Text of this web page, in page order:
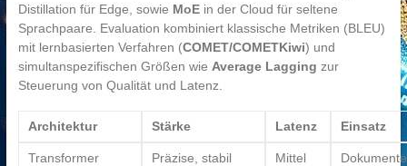
Distillation für Edge, sowie MoEin der Cloud für seltene
Sprachpaare. Evaluation kombiniert klassische Metriken (BLEU)
mit lernbasierten Verfahren (COMET/COMETKiwi) und
simultanspezifischen Größen wie Average Lagging zur
Steuerung von Qualität und Latenz.
Architektur Stärke Latenz Einsatz
Transformer
Präzise, stabil Mittel